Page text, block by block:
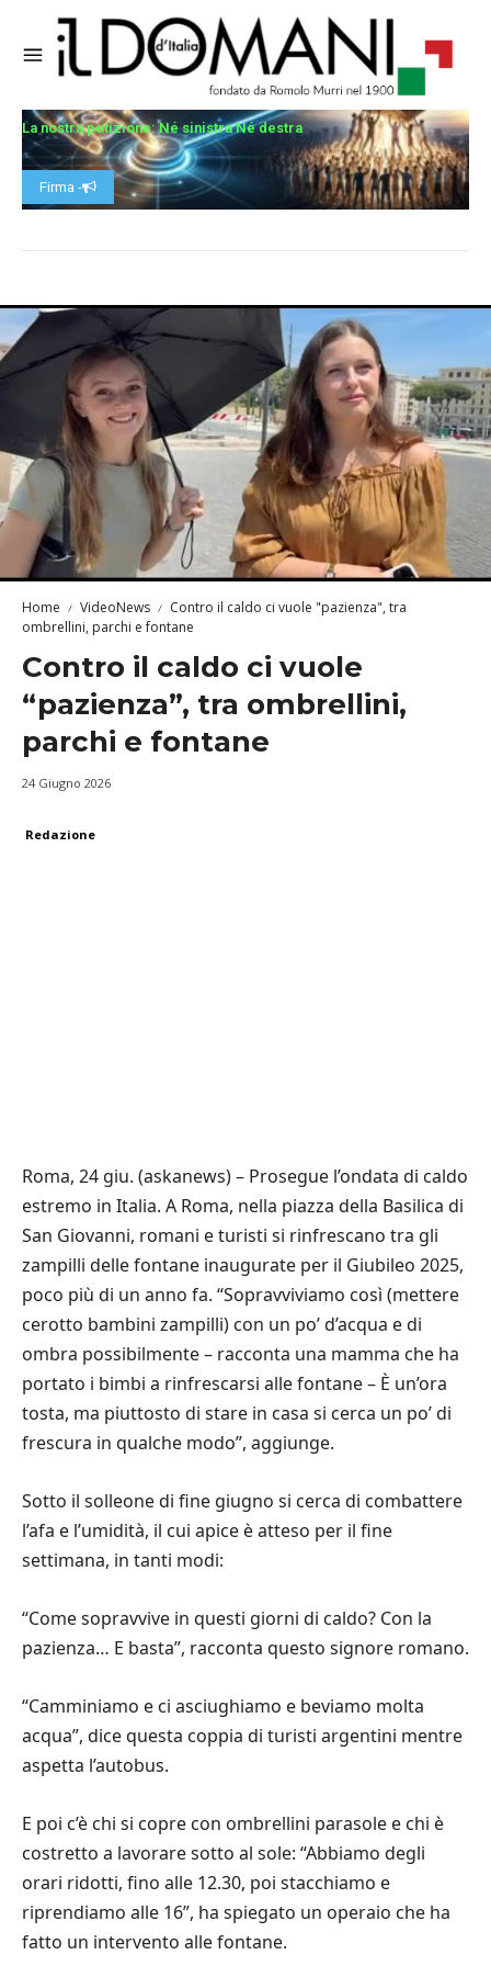
La nostra petizione: Né sinistra Né destra
Firma -
Home VideoNews
Contro il caldo ci vuole "pazienza", tra
ombrellini, parchi e fontane
Contro il caldo ci vuole
“pazienza”, tra ombrellini,
parchi e fontane
24 Giugno 2026
Redazione
Roma, 24 giu. (askanews) – Prosegue l’ondata di caldo
estremo in Italia. A Roma, nella piazza della Basilica di
San Giovanni, romani e turisti si rinfrescano tra gli
zampilli delle fontane inaugurate per il Giubileo 2025,
poco più di un anno fa. “Sopravviviamo così (mettere
cerotto bambini zampilli) con un po’ d’acqua e di
ombra possibilmente – racconta una mamma che ha
portato i bimbi a rinfrescarsi alle fontane – È un’ora
tosta, ma piuttosto di stare in casa si cerca un po’ di
frescura in qualche modo”, aggiunge.
Sotto il solleone di fine giugno si cerca di combattere
l’afa e l’umidità, il cui apice è atteso per il fine
settimana, in tanti modi:
“Come sopravvive in questi giorni di caldo? Con la
pazienza… E basta”, racconta questo signore romano.
“Camminiamo e ci asciughiamo e beviamo molta
acqua”, dice questa coppia di turisti argentini mentre
aspetta l’autobus.
E poi c’è chi si copre con ombrellini parasole e chi è
costretto a lavorare sotto al sole: “Abbiamo degli
orari ridotti, fino alle 12.30, poi stacchiamo e
riprendiamo alle 16”, ha spiegato un operaio che ha
fatto un intervento alle fontane.